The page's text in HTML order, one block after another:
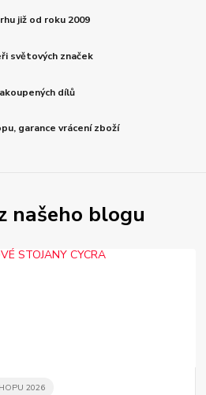
již od roku 2009
světových značek
dílů
garance vrácení zboží
našeho blogu
2026